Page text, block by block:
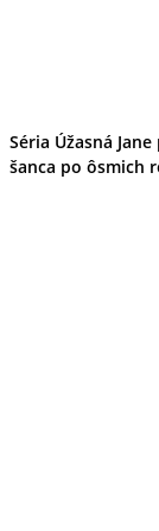
Séria Úžasná
šanca po ôsmich